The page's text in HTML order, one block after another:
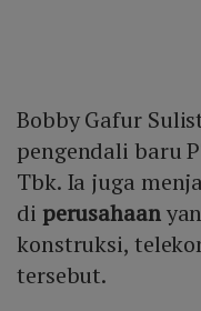
Bobby Gafur
pengendali baru
Tbk. Ia juga
di perusahaan
konstruksi,
tersebut.